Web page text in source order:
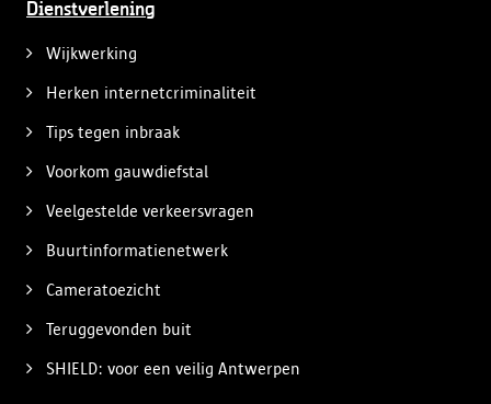
Dienstverlening
Wijkwerking
Herken internetcriminaliteit
Tips tegen inbraak
Voorkom gauwdiefstal
Veelgestelde verkeersvragen
Buurtinformatienetwerk
Cameratoezicht
Teruggevonden buit
SHIELD: voor een veilig Antwerpen